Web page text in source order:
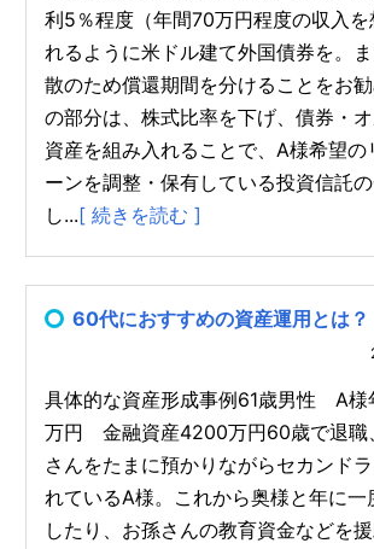
利5％程度（年間70万円程度の収入を
れるように米ドル建て外国債券を。
散のため償還期間を分けることをお
の部分は、株式比率を下げ、債券・
資産を組み入れることで、A様希望の
ーンを調整・保有している投資信託
し...[ 続きを読む ]
60代におすすめの資産運用とは？
具体的な資産形成事例61歳男性 A様
万円 金融資産4200万円60歳で退職
さんをたまに預かりながらセカンド
れているA様。これから奥様と年に一
したり、お孫さんの教育資金などを